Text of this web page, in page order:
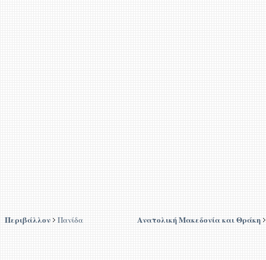
Περιβάλλον Πανίδα Ανατολική Μακεδονία και Θράκη